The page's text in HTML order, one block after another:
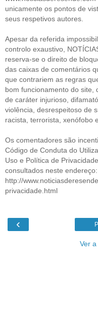
unicamente os pontos de
seus respetivos autores.
Apesar da referida
controlo exaustivo,
reserva-se o direito de
das caixas de comentários
que contrariem as regras
bom funcionamento do site,
de caráter injurioso,
violência, desrespeitoso de
racista, terrorista, xenófobo
Os comentadores são
Código de Conduta do
Uso e Política de
consultados neste endereço:
http://
privacidade.html
‹
Ver